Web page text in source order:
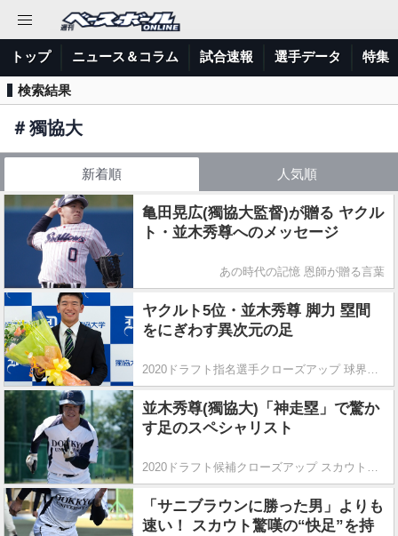
トップ ニュース＆コラム 試合速報 選手データ 特集
検索結果
＃獨協大
新着順 人気順
亀田晃広(獨協大監督)が贈る ヤクル
ト・並木秀尊へのメッセージ
あの時代の記憶 恩師が贈る言葉
ヤクルト5位・並木秀尊 脚力 塁間
をにぎわす異次元の足
2020ドラフト指名選手クローズアップ 球界を席巻する妙技
並木秀尊(獨協大)「神走塁」で驚か
す足のスペシャリスト
2020ドラフト候補クローズアップ スカウト熱視線のプロ注目プレーヤー
「サニブラウンに勝った男」よりも
速い！ スカウト驚嘆の“快足”を持